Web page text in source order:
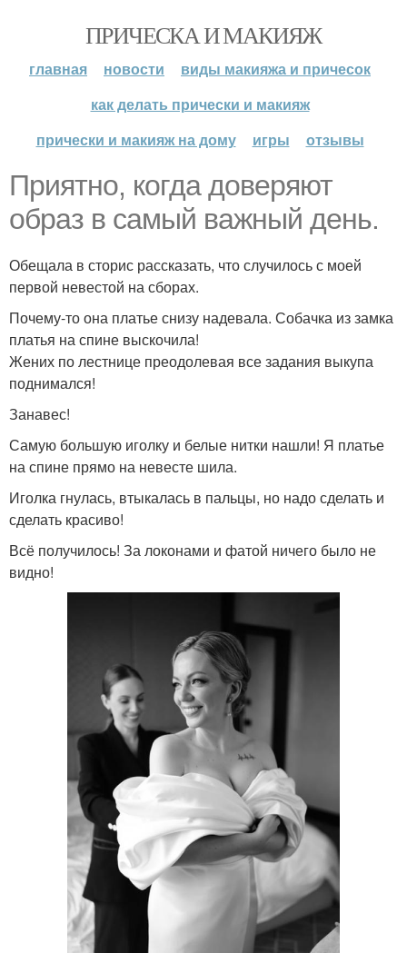
ПРИЧЕСКА И МАКИЯЖ
главная новости
виды макияжа и причесок
как делать прически и макияж
прически и макияж на дому
игры отзывы
Приятно, когда доверяют
образ в самый важный день.
Обещала в сторис рассказать, что случилось с моей
первой невестой на сборах.
Почему-то она платье снизу надевала. Собачка из замка
платья на спине выскочила!
Жених по лестнице преодолевая все задания выкупа
поднимался!
Занавес!
Самую большую иголку и белые нитки нашли! Я платье
на спине прямо на невесте шила.
Иголка гнулась, втыкалась в пальцы, но надо сделать и
сделать красиво!
Всё получилось! За локонами и фатой ничего было не
видно!